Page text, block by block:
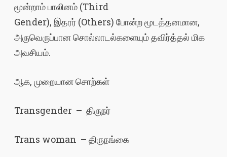
மூன்றாம் பாலினம் (Third
Gender), இதரர் (Others) போன்ற மூடத்தனமான,
அருவெருப்பான சொல்லாடல்களையும் தவிர்த்தல் மிக
அவசியம்.
ஆக, முறையான சொற்கள்
Transgender – திருநர்
Trans woman – திருநங்கை